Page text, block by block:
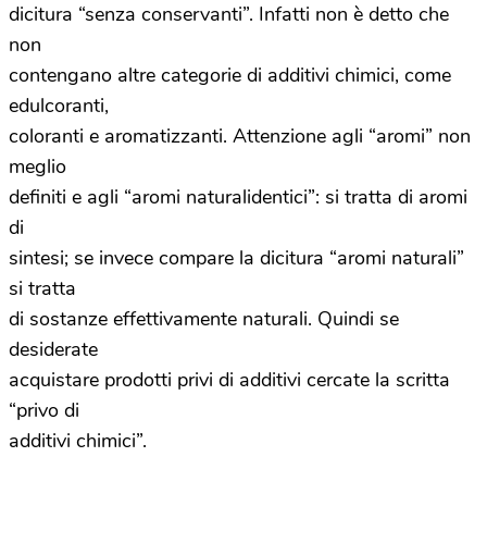
dicitura “senza conservanti”. Infatti non è detto che
non
contengano altre categorie di additivi chimici, come
edulcoranti,
coloranti e aromatizzanti. Attenzione agli “aromi” non
meglio
definiti e agli “aromi naturalidentici”: si tratta di aromi
di
sintesi; se invece compare la dicitura “aromi naturali”
si tratta
di sostanze effettivamente naturali. Quindi se
desiderate
acquistare prodotti privi di additivi cercate la scritta
“privo di
additivi chimici”.